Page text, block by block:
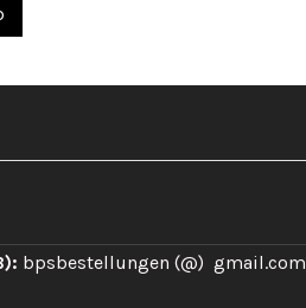
bpsbestellungen (@) gmail.com